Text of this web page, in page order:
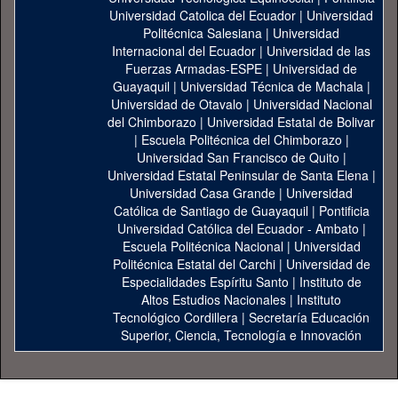
Universidad Catolica del Ecuador | Universidad
Politécnica Salesiana | Universidad
Internacional del Ecuador | Universidad de las
Fuerzas Armadas-ESPE | Universidad de
Guayaquil| Universidad Técnica de Machala|
Universidad de Otavalo | Universidad Nacional
del Chimborazo | Universidad Estatal de Bolivar
| Escuela Politécnica del Chimborazo |
Universidad San Francisco de Quito |
Universidad Estatal Peninsular de Santa Elena|
Universidad Casa Grande | Universidad
Católica de Santiago de Guayaquil| Pontificia
Universidad Católica del Ecuador - Ambato |
Escuela Politécnica Nacional| Universidad
Politécnica Estatal del Carchi| Universidad de
Especialidades Espíritu Santo | Instituto de
Altos Estudios Nacionales | Instituto
Tecnológico Cordillera | Secretaría Educación
Superior, Ciencia, Tecnología e Innovación